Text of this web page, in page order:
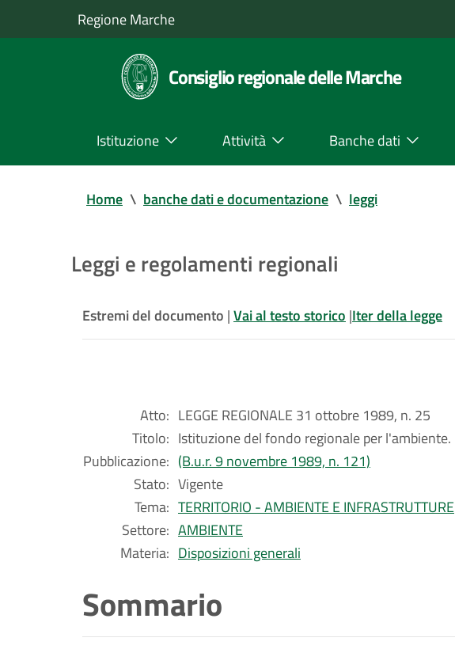
Regione Marche
Consiglio regionale delle Marche
Istituzione Attività Banche dati
Home \ banche dati e documentazione \ leggi
Leggi e regolamenti regionali
Estremi del documento |Vai al testo storico |Iter della legge
Atto: LEGGE REGIONALE 31 ottobre 1989, n. 25
Titolo: Istituzione del fondo regionale per l'ambiente.
Pubblicazione: (B.u.r. 9 novembre 1989, n. 121)
Stato: Vigente
Tema: TERRITORIO - AMBIENTE E INFRASTRUTTURE
Settore: AMBIENTE
Materia: Disposizioni generali
Sommario